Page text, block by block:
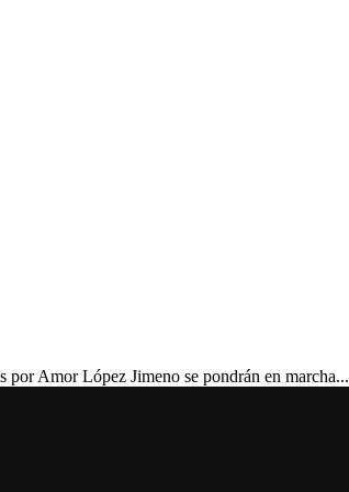
Amor López Jimeno se pondrán en marcha...